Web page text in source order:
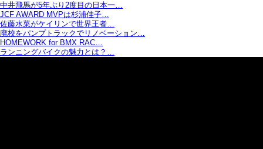
中井飛馬が5年ぶり2度目の日本一…
JCF AWARD MVPは杉浦佳子…
佐藤水菜がケイリンで世界王者…
廃校をパンプトラックでリノベーション…
HOMEWORK for BMX RAC…
ランニングバイクの魅力とは？…